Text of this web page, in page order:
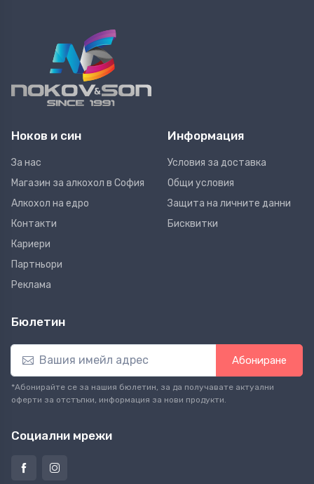
Ноков и син
За нас
Магазин за алкохол в София
Алкохол на едро
Контакти
Кариери
Партньори
Реклама
Информация
Условия за доставка
Общи условия
Защита на личните данни
Бисквитки
Бюлетин
Абониране
*Абонирайте се за нашия бюлетин, за да получавате актуални
оферти за отстъпки, информация за нови продукти.
Социални мрежи